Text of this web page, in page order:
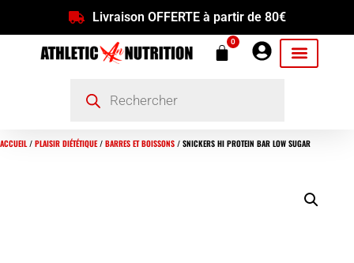
Livraison OFFERTE à partir de 80€
0
ACCUEIL/ PLAISIR DIÉTÉTIQUE/ BARRES ET BOISSONS / SNICKERS HI PROTEIN BAR LOW SUGAR